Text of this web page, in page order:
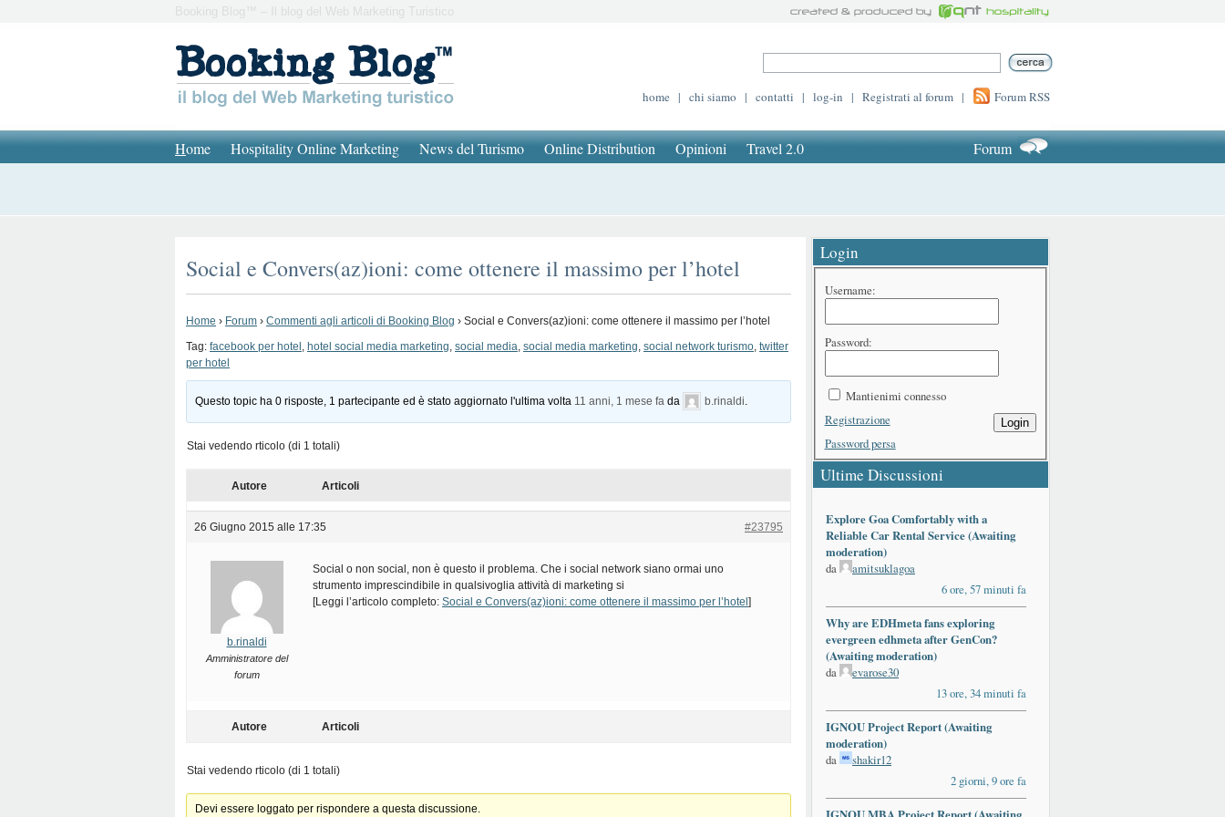
Booking Blog™ – Il blog del Web Marketing Turistico
home | chi siamo | contatti | log-in | Registrati al forum | Forum RSS
Home Hospitality Online Marketing News del Turismo Online Distribution Opinioni Travel 2.0 Forum
Social e Convers(az)ioni: come ottenere il massimo per l’hotel
Home › Forum › Commenti agli articoli di Booking Blog › Social e Convers(az)ioni: come ottenere il massimo per l’hotel
Tag: facebook per hotel , hotel social media marketing, social media, social media marketing, social network turismo, twitter
per hotel
Questo topic ha 0 risposte, 1 partecipante ed è stato aggiornato l'ultima volta 11 anni, 1 mese fa da b.rinaldi
Stai vedendo rticolo (di 1 totali)
Autore Articoli
26 Giugno 2015 alle 17:35 #23795
b.rinaldi
Amministratore del
forum
Social o non social, non è questo il problema. Che i social network siano ormai uno
strumento imprescindibile in qualsivoglia attività di marketing si
[Leggi l’articolo completo: Social e Convers(az)ioni: come ottenere il massimo per l’hotel ]
Autore Articoli
Stai vedendo rticolo (di 1 totali)
Devi essere loggato per rispondere a questa discussione.
Login
Username:
Password:
Mantienimi connesso
Login
Registrazione
Password persa
Ultime Discussioni
Explore Goa Comfortably with a
Reliable Car Rental Service (Awaiting
moderation)
da
amitsuklagoa
6 ore, 57 minuti fa
Why are EDHmeta fans exploring
evergreen edhmeta after GenCon?
(Awaiting moderation)
da
evarose30
13 ore, 34 minuti fa
IGNOU Project Report (Awaiting
moderation)
da
shakir12
2 giorni, 9 ore fa